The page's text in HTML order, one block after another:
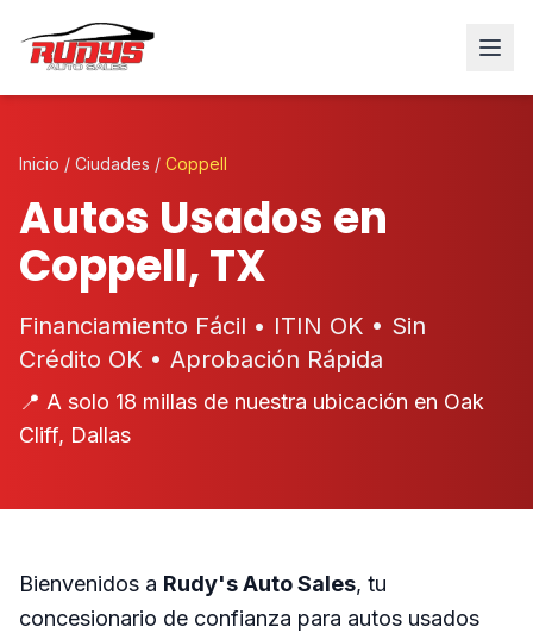
Inicio / Ciudades / Coppell
Autos Usados en
Coppell, TX
Financiamiento Fácil • ITIN OK • Sin
Crédito OK • Aprobación Rápida
📍 A solo 18 millas de nuestra ubicación en Oak
Cliff, Dallas
Bienvenidos a Rudy's Auto Sales, tu
concesionario de confianza para autos usados